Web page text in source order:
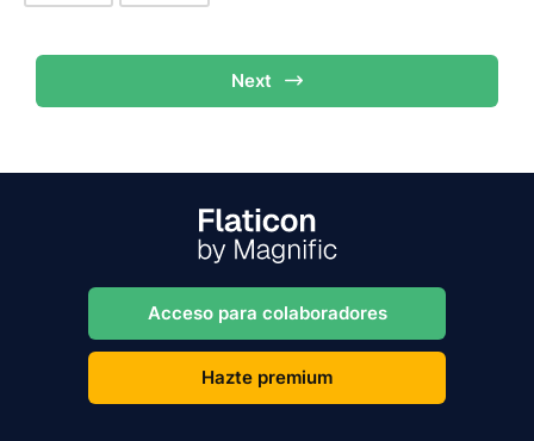
Next
Acceso para colaboradores
Hazte premium